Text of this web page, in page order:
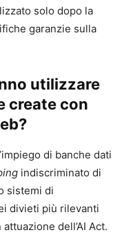
solo dopo la
garanzie sulla
utilizzare
create con
di banche dati
indiscriminato di
sistemi di
divieti più rilevanti
dell’AI Act.